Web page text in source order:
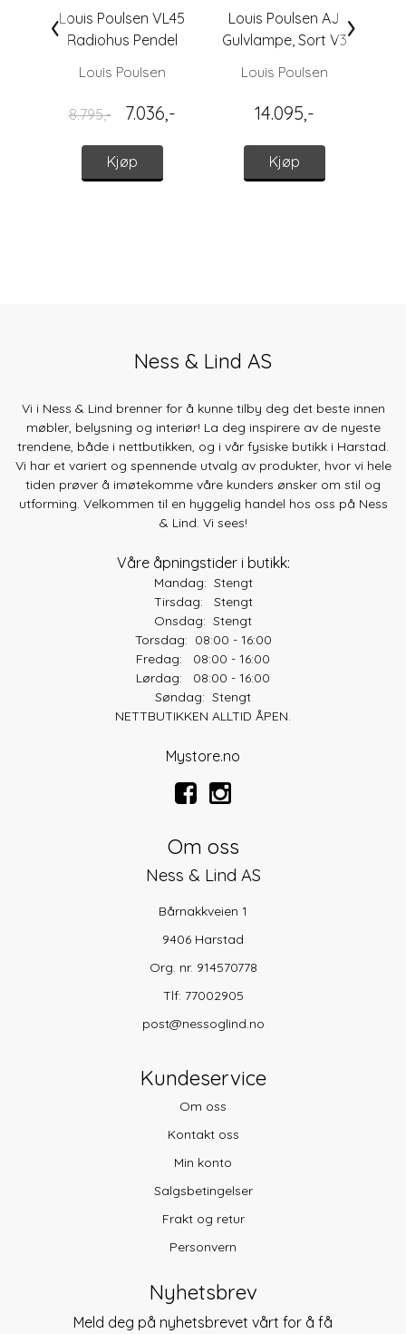
Louis Poulsen VL45
Radiohus Pendel
Louis Poulsen
8.795,- 7.036,-
Kjøp
Louis Poulsen AJ
Gulvlampe, Sort V3
Louis Poulsen
14.095,-
Kjøp
‹ ›
Ness & Lind AS
Vi i Ness & Lind brenner for å kunne tilby deg det beste innen
møbler, belysning og interiør! La deg inspirere av de nyeste
trendene, både i nettbutikken, og i vår fysiske butikk i Harstad.
Vi har et variert og spennende utvalg av produkter, hvor vi hele
tiden prøver å imøtekomme våre kunders ønsker om stil og
utforming. Velkommen til en hyggelig handel hos oss på Ness
& Lind. Vi sees!
Våre åpningstider i butikk:
Mandag: Stengt
Tirsdag: Stengt
Onsdag: Stengt
Torsdag: 08:00 - 16:00
Fredag: 08:00 - 16:00
Lørdag: 08:00 - 16:00
Søndag: Stengt
NETTBUTIKKEN ALLTID ÅPEN.
Mystore.no
Om oss
Ness & Lind AS
Bårnakkveien 1
9406 Harstad
Org. nr. 914570778
Tlf: 77002905
post@nessoglind.no
Kundeservice
Om oss
Kontakt oss
Min konto
Salgsbetingelser
Frakt og retur
Personvern
Nyhetsbrev
Meld deg på nyhetsbrevet vårt for å få